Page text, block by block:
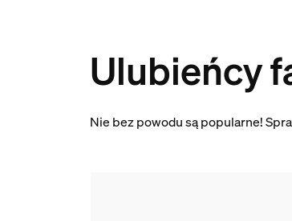
Ulubieńcy
Nie bez powodu są popularne!